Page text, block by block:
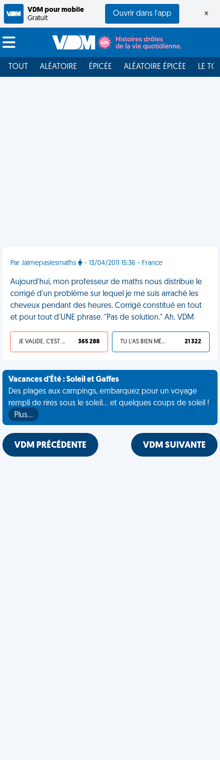
VDM pour mobile
Gratuit
Ouvrir dans l'app ×
TOUT ALÉATOIRE ÉPICÉE ALÉATOIRE ÉPICÉE LE
Par Jaimepaslesmaths - 13/04/2011 15:36 - France
Aujourd'hui, mon professeur de maths nous distribue le
corrigé d'un problème sur lequel je me suis arraché les
cheveux pendant des heures. Corrigé constitué en tout
et pour tout d'UNE phrase. "Pas de solution." Ah. VDM
JE VALIDE, C'EST UNE VDM 365 288 TU L'AS BIEN MÉRITÉ 21 322
Vacances d'Été : Soleil et Gaffes
Des plages aux campings, embarquez pour un voyage
rempli de rires sous le soleil... et quelques coups de soleil !
Plus…
VDM PRÉCÉDENTE VDM SUIVANTE